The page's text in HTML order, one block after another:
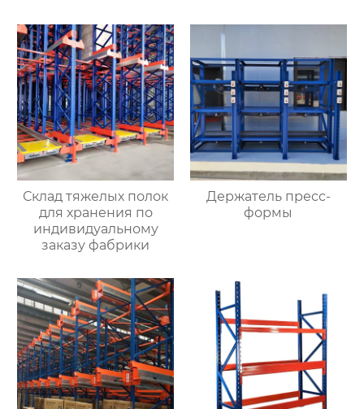
стеллажи складские
полки оптом с
магазинов одежды
Склад тяжелых полок
для хранения по
индивидуальному
заказу фабрики
Держатель пресс-
формы